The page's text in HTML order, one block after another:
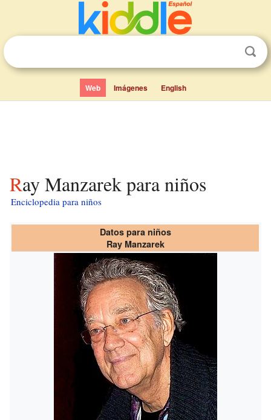
Web Imágenes English
Ray Manzarek para niños
Enciclopedia para niños
Datos para niños
Ray Manzarek